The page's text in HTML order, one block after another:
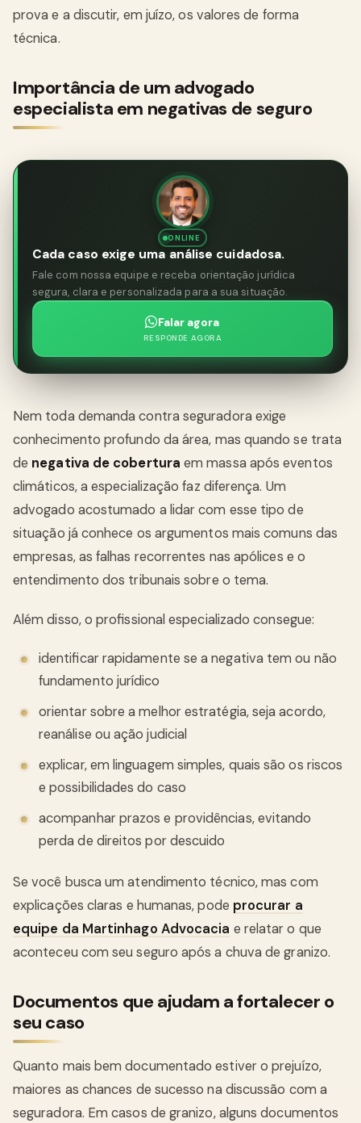
prova e a discutir, em juízo, os valores de forma
técnica.
Importância de um advogado
especialista em negativas de seguro
ONLINE
Cada caso exige uma análise cuidadosa.
Fale com nossa equipe e receba orientação jurídica
segura, clara e personalizada para a sua situação.
Falar agora
RESPONDE AGORA
Nem toda demanda contra seguradora exige
conhecimento profundo da área, mas quando se trata
de negativa de cobertura em massa após eventos
climáticos, a especialização faz diferença. Um
advogado acostumado a lidar com esse tipo de
situação já conhece os argumentos mais comuns das
empresas, as falhas recorrentes nas apólices e o
entendimento dos tribunais sobre o tema.
Além disso, o profissional especializado consegue:
identificar rapidamente se a negativa tem ou não
fundamento jurídico
orientar sobre a melhor estratégia, seja acordo,
reanálise ou ação judicial
explicar, em linguagem simples, quais são os riscos
e possibilidades do caso
acompanhar prazos e providências, evitando
perda de direitos por descuido
Se você busca um atendimento técnico, mas com
explicações claras e humanas, pode procurar a
equipe da Martinhago Advocacia e relatar o que
aconteceu com seu seguro após a chuva de granizo.
Documentos que ajudam a fortalecer o
seu caso
Quanto mais bem documentado estiver o prejuízo,
maiores as chances de sucesso na discussão com a
seguradora. Em casos de granizo, alguns documentos